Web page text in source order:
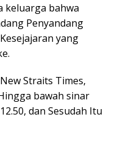
keluarga bahwa
Penyandang
yang
Straits Times,
bawah sinar
dan Sesudah Itu